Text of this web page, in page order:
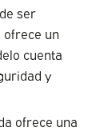
ser
ofrece un
cuenta
y
ofrece una